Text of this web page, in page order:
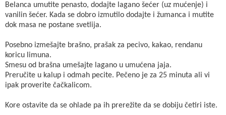
Belanca umutite penasto, dodajte lagano šećer (uz mućenje) i
vanilin šećer. Kada se dobro izmutilo dodajte i žumanca i mutite
dok masa ne postane svetlija.
Posebno izmešajte brašno, prašak za pecivo, kakao, rendanu
koricu limuna.
Smesu od brašna umešajte lagano u umućena jaja.
Preručite u kalup i odmah pecite. Pečeno je za 25 minuta ali vi
ipak proverite čačkalicom.
Kore ostavite da se ohlade pa ih prerežite da se dobiju četiri iste.